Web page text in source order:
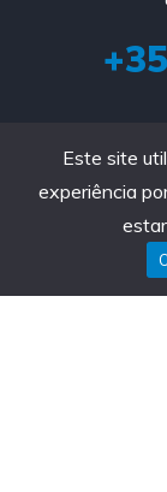
Este site
experiência